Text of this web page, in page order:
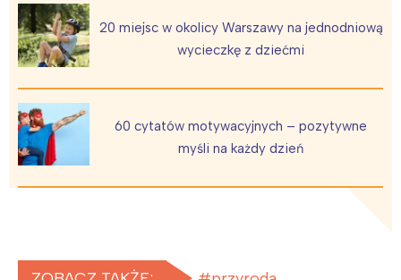
20 miejsc w okolicy Warszawy na jednodniową
wycieczkę z dziećmi
60 cytatów motywacyjnych – pozytywne
myśli na każdy dzień